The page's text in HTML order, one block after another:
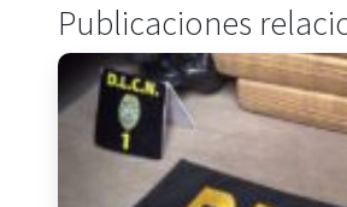
Publicaciones